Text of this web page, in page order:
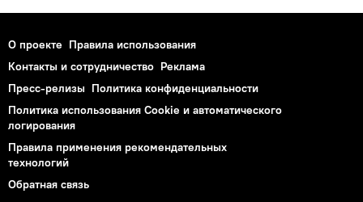
О проекте Правила использования
Контакты и сотрудничество Реклама
Пресс-релизы Политика конфиденциальности
Политика использования Cookie и автоматического
логирования
Правила применения рекомендательных
технологий
Обратная связь